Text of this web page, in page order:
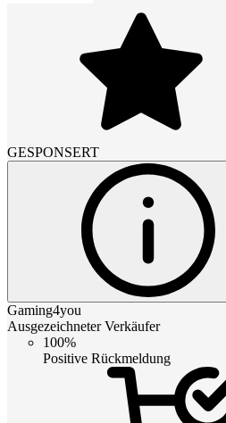
GESPONSERT
Gaming4you
Ausgezeichneter Verkäufer
100%
Positive Rückmeldung